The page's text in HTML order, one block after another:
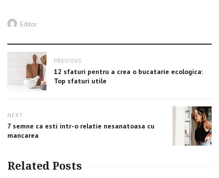
Author
Editor
Post
navigation
PREVIOUS
Previous
post:
12 sfaturi pentru a crea o bucatarie ecologica:
Top sfaturi utile
NEXT
Next
post:
7 semne ca esti intr-o relatie nesanatoasa cu
mancarea
Related Posts